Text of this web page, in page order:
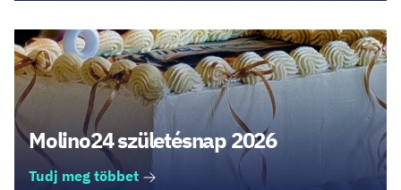
Molino24 születésnap 2026
Tudj meg többet